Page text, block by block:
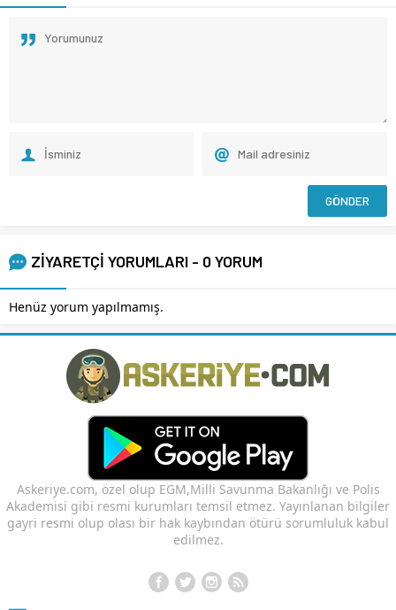
ZİYARETÇİ YORUMLARI - 0 YORUM
Henüz yorum yapılmamış.
Askeriye.com, özel olup EGM,Milli Savunma Bakanlığı ve Polis
Akademisi gibi resmi kurumları temsil etmez. Yayınlanan bilgiler
gayri resmi olup olası bir hak kaybından ötürü sorumluluk kabul
edilmez.